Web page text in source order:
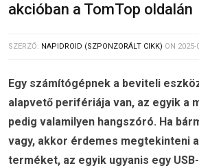
akcióban a TomTop oldalán
SZERZŐ: NAPIDROID (SZPONZORÁLT CIKK) ON 2025-
Egy számítógépnek a beviteli
alapvető perifériája van, az egyik a
pedig valamilyen hangszóró. Ha
vagy, akkor érdemes megtekinteni
terméket, az egyik ugyanis egy